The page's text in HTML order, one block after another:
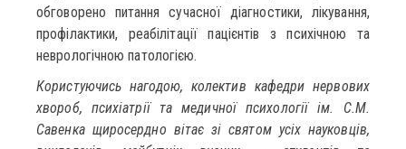
обговорено питання сучасної діагностики, лікування,
профілактики, реабілітації пацієнтів з психічною та
неврологічною патологією.
Користуючись нагодою, колектив кафедри нервових
хвороб, психіатрії та медичної психології ім. С.М.
Савенка щиросердно вітає зі святом усіх науковців,